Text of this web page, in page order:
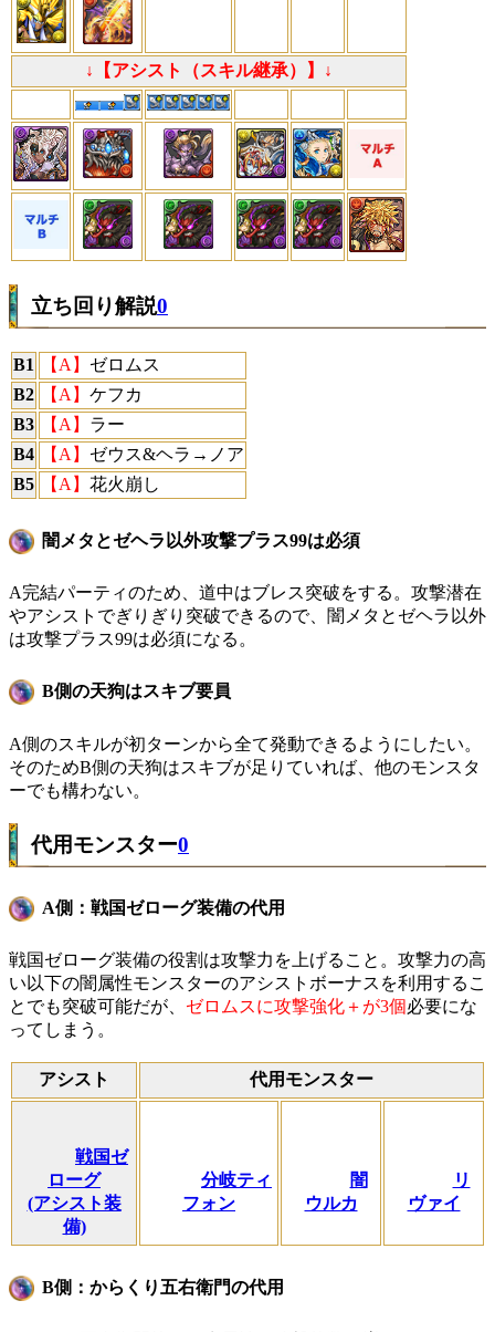
↓【アシスト（スキル継承）】↓
立ち回り解説0
B1 【A】 ゼロムス
B2
【A】 ケフカ
B3
【A】 ラー
B4
【A】 ゼウス&ヘラ→ノア
B5
【A】 花火崩し
闇メタとゼヘラ以外攻撃プラス99は必須
A完結パーティのため、道中はブレス突破をする。攻撃潜在
やアシストでぎりぎり突破できるので、闇メタとゼヘラ以外
は攻撃プラス99は必須になる。
B側の天狗はスキブ要員
A側のスキルが初ターンから全て発動できるようにしたい。
そのためB側の天狗はスキブが足りていれば、他のモンスタ
ーでも構わない。
代用モンスター0
A側：戦国ゼローグ装備の代用
戦国ゼローグ装備の役割は攻撃力を上げること。攻撃力の高
い以下の闇属性モンスターのアシストボーナスを利用するこ
とでも突破可能だが、 ゼロムスに攻撃強化＋が3個必要にな
ってしまう。
アシスト 代用モンスター
戦国ゼ
ローグ
(アシスト装
備)
分岐ティ
フォン
闇
ウルカ
リ
ヴァイ
B側：からくり五右衛門の代用